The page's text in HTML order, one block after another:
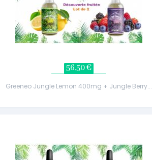
56,50 €
Greeneo Jungle Lemon 400mg + Jungle Berry...